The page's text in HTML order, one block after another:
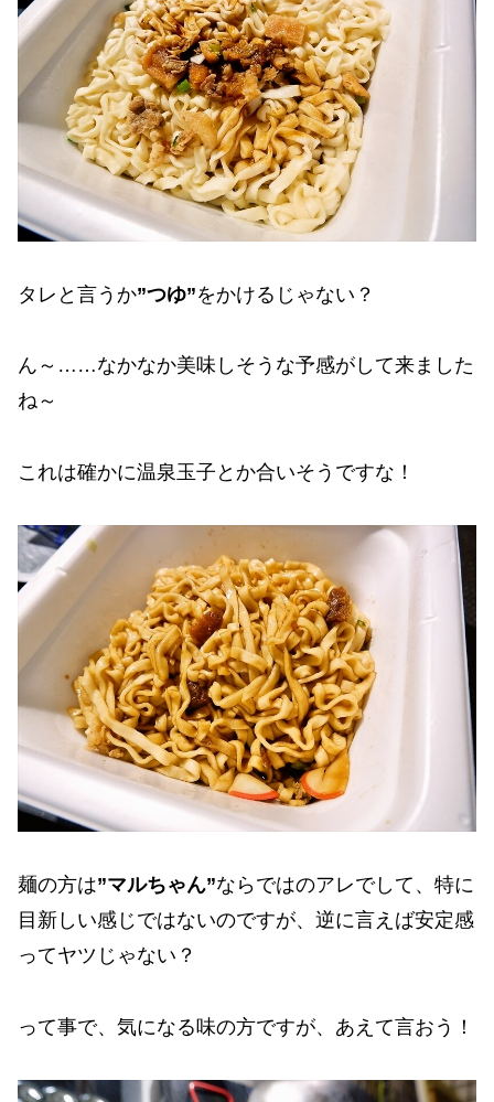
タレと言うか”つゆ”をかけるじゃない？
ん～……なかなか美味しそうな予感がして来ました
ね～
これは確かに温泉玉子とか合いそうですな！
麺の方は”マルちゃん”ならではのアレでして、特に
目新しい感じではないのですが、逆に言えば安定感
ってヤツじゃない？
って事で、気になる味の方ですが、あえて言おう！